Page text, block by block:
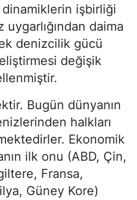
işbirliği
daima
denizcilik gücü
değişik
Bugün dünyanın
halkları
Ekonomik
ilk onu (ABD, Çin,
Fransa,
Güney Kore)